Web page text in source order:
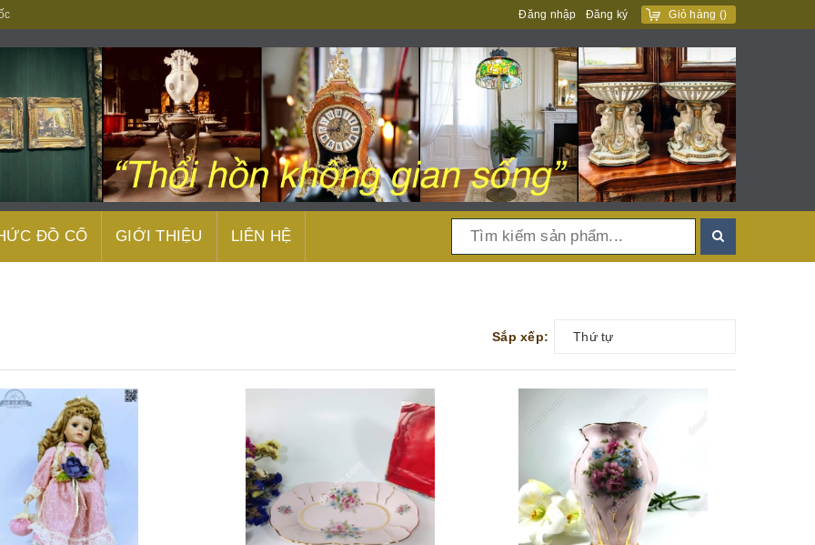
Đăng nhập Đăng ký Giỏ hàng ()
ĐỒ CỔ GIỚI THIỆU LIÊN HỆ
Sắp xếp: Thứ tự